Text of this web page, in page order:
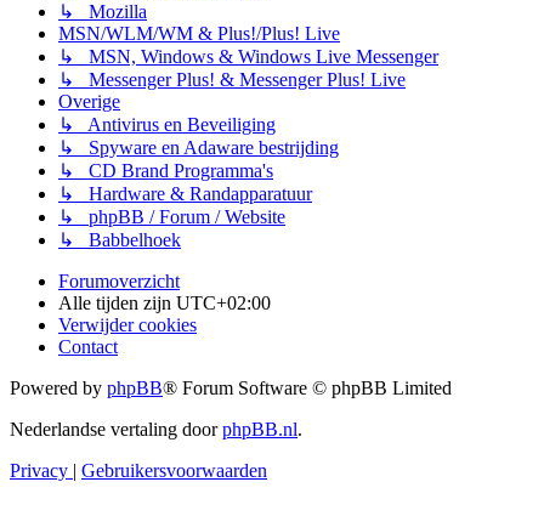
↳ Mozilla
MSN/WLM/WM & Plus!/Plus! Live
↳ MSN, Windows & Windows Live Messenger
↳ Messenger Plus! & Messenger Plus! Live
Overige
↳ Antivirus en Beveiliging
↳ Spyware en Adaware bestrijding
↳ CD Brand Programma's
↳ Hardware & Randapparatuur
↳ phpBB / Forum / Website
↳ Babbelhoek
Forumoverzicht
Alle tijden zijn UTC+02:00
Verwijder cookies
Contact
Powered by phpBB® Forum Software © phpBB Limited
Nederlandse vertaling doorphpBB.nl.
Privacy | Gebruikersvoorwaarden